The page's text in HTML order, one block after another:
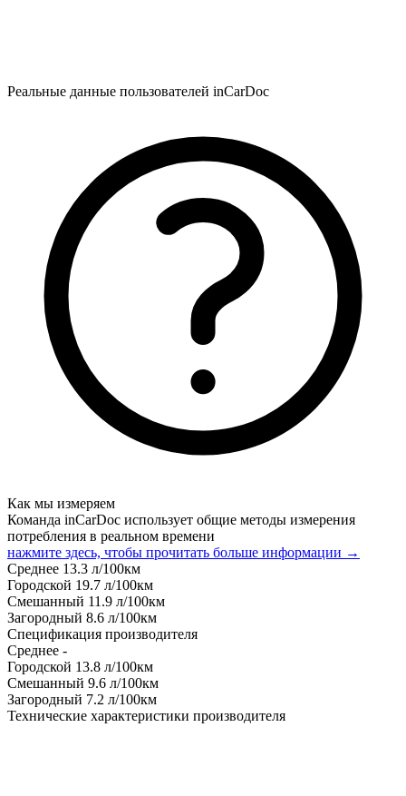
Реальные данные пользователей inCarDoc
Как мы измеряем
Команда inCarDoc использует общие методы измерения
потребления в реальном времени
нажмите здесь, чтобы прочитать больше информации →
Среднее 13.3 л/100км
Городской 19.7 л/100км
Смешанный 11.9 л/100км
Загородный 8.6 л/100км
Спецификация производителя
Среднее -
Городской 13.8 л/100км
Смешанный 9.6 л/100км
Загородный 7.2 л/100км
Технические характеристики производителя